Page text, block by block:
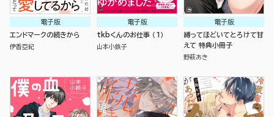
電子版
エンドマークの続きから
伊香亞紀
電子版
tkbくんのお仕事 （1）
山本小鉄子
電子版
縛ってほどいてとろけて甘
えて 特典小冊子
野萩あき